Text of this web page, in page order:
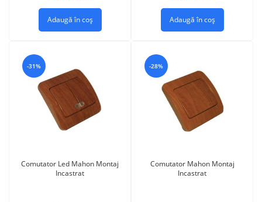
Adaugă în coș Adaugă în coș
-31%
Comutator Led Mahon Montaj
Incastrat
-28%
Comutator Mahon Montaj
Incastrat